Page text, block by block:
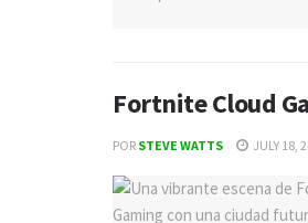
Fortnite Cloud
POR STEVE WATTS JULY 18,